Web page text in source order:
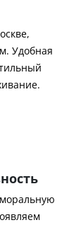
Удобная